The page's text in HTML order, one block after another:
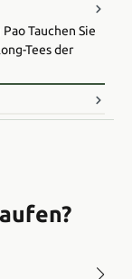
Tauchen Sie
Tees der